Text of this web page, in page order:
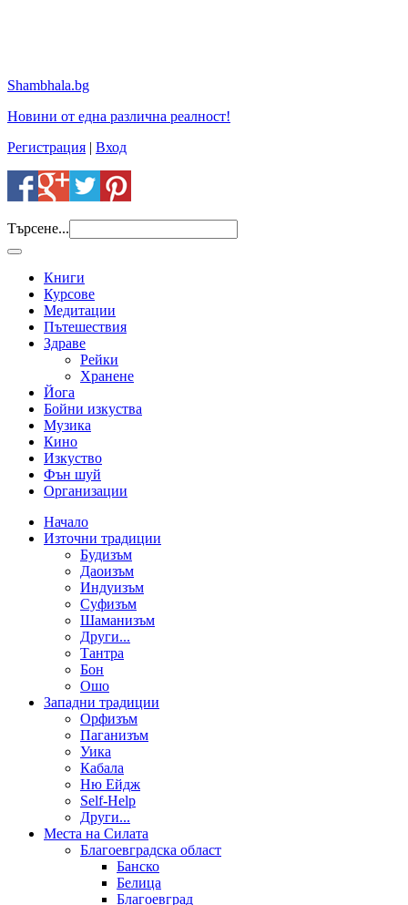
Shambhala.bg
Новини от една различна реалност!
Регистрация | Вход
Търсене...
Книги
Курсове
Медитации
Пътешествия
Здраве
Рейки
Хранене
Йога
Бойни изкуства
Музика
Кино
Изкуство
Фън шуй
Организации
Начало
Източни традиции
Будизъм
Даоизъм
Индуизъм
Суфизъм
Шаманизъм
Други...
Тантра
Бон
Ошо
Западни традиции
Орфизъм
Паганизъм
Уика
Кабала
Ню Ейдж
Self-Help
Други...
Места на Силата
Благоевградска област
Банско
Белица
Благоевград